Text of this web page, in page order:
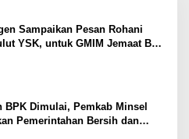
Sampaikan Pesan Rohani
YSK, untuk GMIM Jemaat Bait
BPK Dimulai, Pemkab Minsel
Pemerintahan Bersih dan